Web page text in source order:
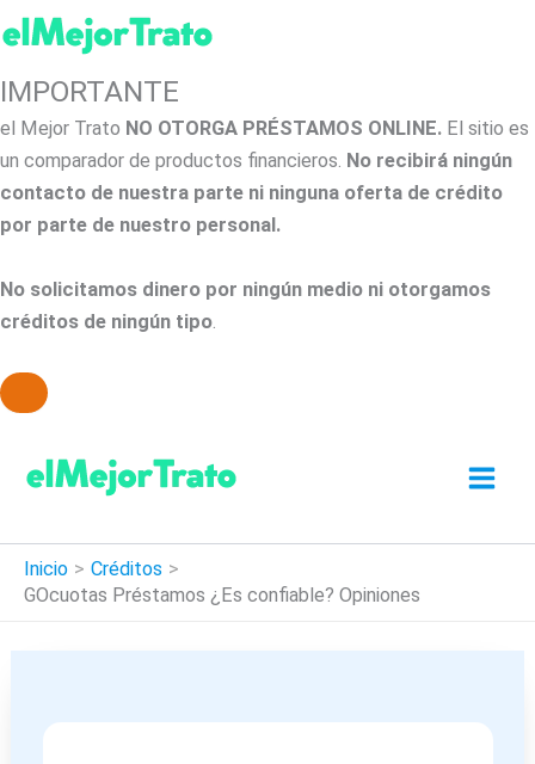
IMPORTANTE
el Mejor Trato NO OTORGA PRÉSTAMOS ONLINE. El sitio es
un comparador de productos financieros. No recibirá ningún
contacto de nuestra parte ni ninguna oferta de crédito
por parte de nuestro personal.
No solicitamos dinero por ningún medio ni otorgamos
créditos de ningún tipo.
contenido
Inicio
Créditos
GOcuotas Préstamos ¿Es confiable? Opiniones